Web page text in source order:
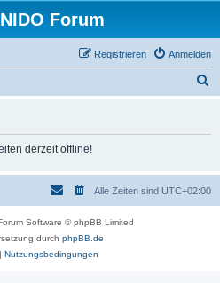
Forum
Anmelden
Registrieren
derzeit offline!
Alle Zeiten sind UTC+02:00
Software © phpBB Limited
durch phpBB.de
Nutzungsbedingungen